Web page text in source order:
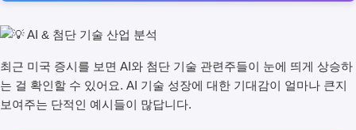
최근 미국 증시를 보면 AI와 첨단 기술 관련주들이 눈에 띄게 상승하
는 걸 확인할 수 있어요. AI 기술 성장에 대한 기대감이 얼마나 큰지
보여주는 단적인 예시들이 많답니다.